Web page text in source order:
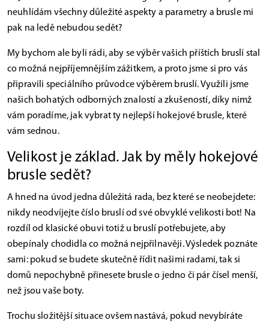
neuhlídám všechny důležité aspekty a parametry a brusle mi
pak na ledě nebudou sedět?
My bychom ale byli rádi, aby se výběr vašich příštích bruslí stal
co možná nejpříjemnějším zážitkem, a proto jsme si pro vás
připravili speciálního průvodce výběrem bruslí. Využili jsme
našich bohatých odborných znalostí a zkušeností, díky nimž
vám poradíme, jak vybrat ty nejlepší hokejové brusle, které
vám sednou.
Velikost je základ. Jak by měly hokejové
brusle sedět?
A hned na úvod jedna důležitá rada, bez které se neobejdete:
nikdy neodvíjejte číslo bruslí od své obvyklé velikosti bot! Na
rozdíl od klasické obuvi totiž u bruslí potřebujete, aby
obepínaly chodidla co možná nejpřilnavěji. Výsledek poznáte
sami: pokud se budete skutečně řídit našimi radami, tak si
domů nepochybně přinesete brusle o jedno či pár čísel menší,
než jsou vaše boty.
Trochu složitější situace ovšem nastává, pokud nevybíráte